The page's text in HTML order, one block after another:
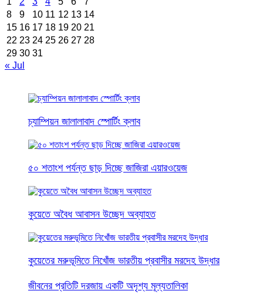
8
9 10 11 12 13 14
15 16 17 18 19 20 21
22 23 24 25 26 27 28
29 30 31
« Jul
চ্যাম্পিয়ন জালালাবাদ স্পোর্টিং ক্লাব
৫০ শতাংশ পর্যন্ত ছাড় দিচ্ছে জাজিরা এয়ারওয়েজ
কুয়েতে অবৈধ আবাসন উচ্ছেদ অব্যাহত
কুয়েতের মরুভূমিতে নিখোঁজ ভারতীয় প্রবাসীর মরদেহ উদ্ধার
জীবনের প্রতিটি দরজায় একটি অদৃশ্য মূল্যতালিকা